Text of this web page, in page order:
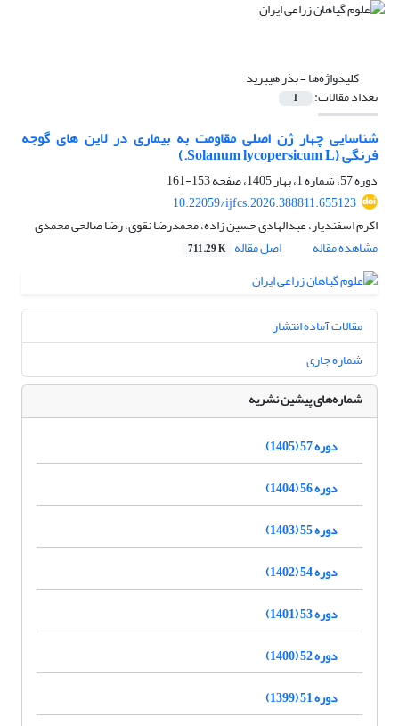
کلیدواژه‌ها =بذر هیبرید
تعداد مقالات: 1
شناسایی چهار ژن اصلی مقاومت به بیماری در لاین های گوجه
فرنگی (Solanum lycopersicum L.)
دوره 57، شماره 1، بهار 1405، صفحه
153-161
10.22059/ijfcs.2026.388811.655123
اکرم اسفندیار، عبدالهادی حسین زاده، محمدرضا نقوی، رضا صالحی محمدی
مشاهده مقاله
اصل مقاله 711.29 K
مقالات آماده انتشار
شماره جاری
شماره‌های پیشین نشریه
دوره 57 (1405)
دوره 56 (1404)
دوره 55 (1403)
دوره 54 (1402)
دوره 53 (1401)
دوره 52 (1400)
دوره 51 (1399)